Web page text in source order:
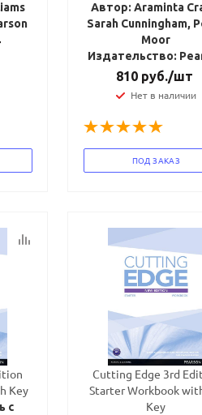
Автор: Araminta
Sarah Cunningham,
Moor
Издательство:
810руб./шт
Нет в наличии
ПОД ЗАКАЗ
Key
с
Cutting Edge 3rd
Starter Workbook
Key